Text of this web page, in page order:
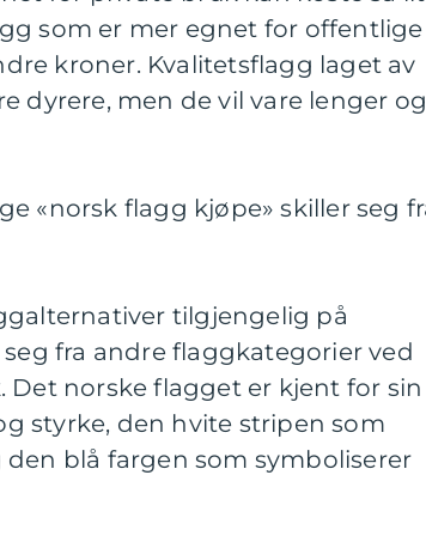
som er mer egnet for offentlige
kroner. Kvalitetsflagg laget av
dyrere, men de vil vare lenger
«norsk flagg kjøpe» skiller seg
tilgjengelig på
fra andre flaggkategorier ved
norske flagget er kjent for sin
styrke, den hvite stripen som
blå fargen som symboliserer